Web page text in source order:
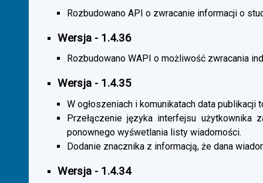
Rozbudowano API o zwracanie informacji o
Wersja - 1.4.36
Rozbudowano WAPI o możliwość zwracania
Wersja - 1.4.35
W ogłoszeniach i komunikatach data
Przełączenie języka interfejsu użytkownika
ponownego wyśwetlania listy wiadomości.
Dodanie znacznika z informacją, że dana
Wersja - 1.4.34